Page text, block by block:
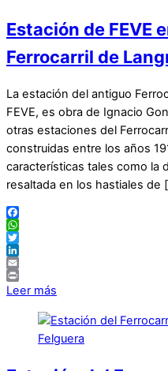
Estación de FEVE
Ferrocarril de
La estación del antiguo
FEVE, es obra de Ignacio
otras estaciones del
construidas entre los años
características tales como la
resaltada en los hastiales de
Facebook
WhatsApp
Twitter
LinkedIn
Email
Print
Leer más